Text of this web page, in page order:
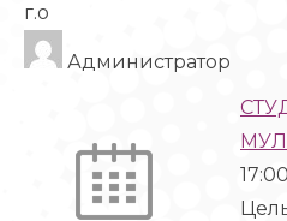
г.о
Администратор
17:00